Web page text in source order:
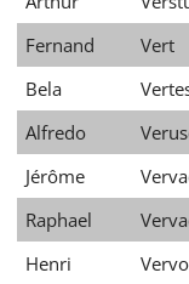
Fernand
Vert
Bela
Alfredo
Jérôme
Raphael
Henri